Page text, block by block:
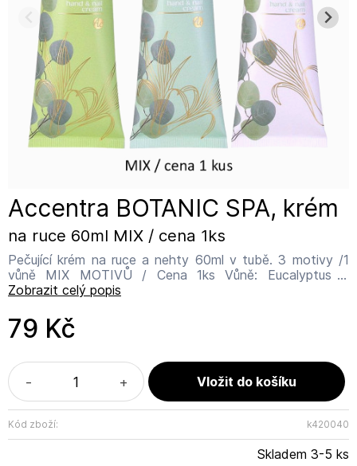
Accentra BOTANIC SPA, krém
na ruce 60ml MIX / cena 1ks
Pečující krém na ruce a nehty 60ml v tubě. 3 motivy /1
vůně MIX MOTIVŮ / Cena 1ks Vůně: Eucalyptus &
Lemongrass Název výrobce: Accentra GmbH & Co. KG
Bechhofen - Deutschland Kontakt: info@accentra.de
Neužívat vnitřně, pouze na vnější použití.
Zobrazit celý popis
79 Kč
- +
Kód zboží: k420040
Skladem 3-5 ks